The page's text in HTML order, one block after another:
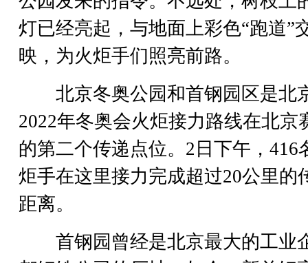
灯已经亮起，与地面上彩色“跑道”
映，为火炬手们照亮前路。
北京冬奥公园和首钢园区是北
2022年冬奥会火炬接力路线在北京
的第二个传递点位。2日下午，416
炬手在这里接力完成超过20公里的
距离。
首钢园曾经是北京最大的工业